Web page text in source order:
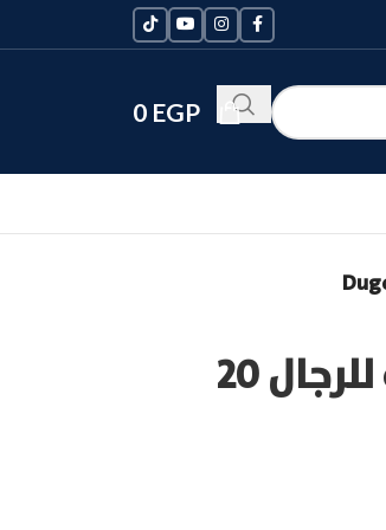
0 EGP
دوجوفيرتين للصحة الجنسية للرجال 20